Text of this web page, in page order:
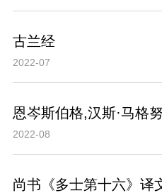
古兰经
2022-07
恩岑斯伯格,汉斯·马格
2022-08
尚书《多士第十六》译